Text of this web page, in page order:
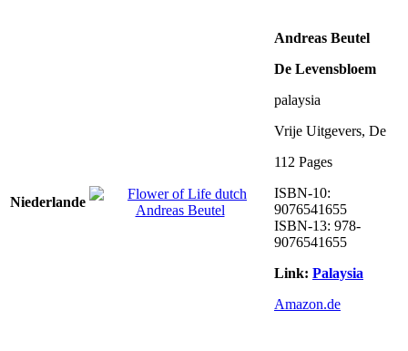
Niederlande
Andreas Beutel
De Levensbloem
palaysia
Vrije Uitgevers, De
112 Pages
ISBN-10:
9076541655
ISBN-13: 978-
9076541655
Link: Palaysia
Amazon.de